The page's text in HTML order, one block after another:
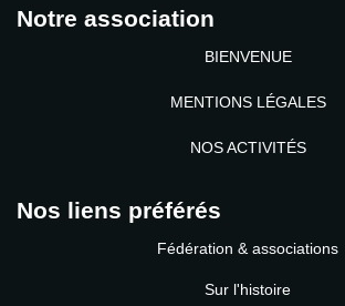
Notre association
BIENVENUE
MENTIONS LÉGALES
NOS ACTIVITÉS
Nos liens préférés
Fédération & associations
Sur l'histoire